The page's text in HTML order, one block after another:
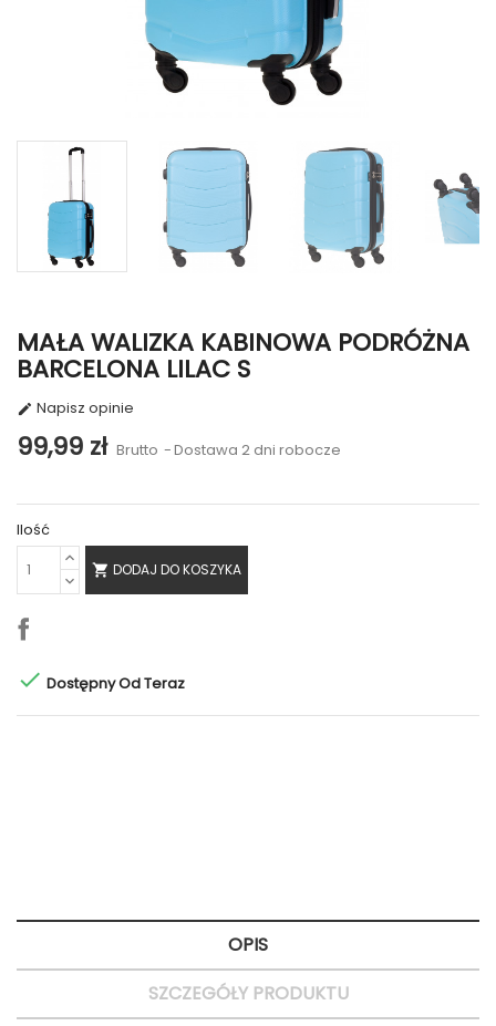
MAŁA WALIZKA KABINOWA PODRÓŻNA
BARCELONA LILAC S
 Napisz opinie
99,99 zł Brutto Dostawa 2 dni robocze
Ilość
 DODAJ DO KOSZYKA
 Dostępny Od Teraz
OPIS
SZCZEGÓŁY PRODUKTU